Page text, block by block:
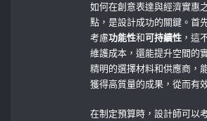
如何在創意表達與經濟實惠
點，是設計成功的關鍵。首
考慮功能性和可持續性 ，這
維護成本，還能提升空間的
精明的選擇材料和供應商，
獲得高質量的成果，從而有
在制定預算時，設計師可以